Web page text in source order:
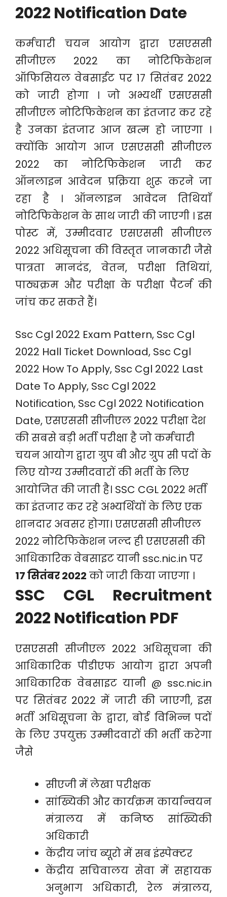
2022 Notification Date
कर्मचारी चयन आयोग द्वारा एसएससी
सीजीएल 2022 का नोटिफिकेशन
ऑफिसियल वेबसाईट पर 17 सितंबर 2022
को जारी होगा । जो अभ्यर्थी एसएससी
सीजीएल नोटिफिकेशन का इंतजार कर रहे
है उनका इंतजार आज खत्म हो जाएगा ।
क्योंकि आयोग आज एसएससी सीजीएल
2022 का नोटिफिकेशन जारी कर
ऑनलाइन आवेदन प्रक्रिया शुरू करने जा
रहा है । ऑनलाइन आवेदन तिथियाँ
नोटिफिकेशन के साथ जारी की जाएगी । इस
पोस्ट में, उम्मीदवार एसएससी सीजीएल
2022 अधिसूचना की विस्तृत जानकारी जैसे
पात्रता मानदंड, वेतन, परीक्षा तिथियां,
पाठ्यक्रम और परीक्षा के परीक्षा पैटर्न की
जांच कर सकते हैं।
Ssc Cgl 2022 Exam Pattern, Ssc Cgl
2022 Hall Ticket Download, Ssc Cgl
2022 How To Apply, Ssc Cgl 2022 Last
Date To Apply, Ssc Cgl 2022
Notification, Ssc Cgl 2022 Notification
Date, एसएससी सीजीएल 2022 परीक्षा देश
की सबसे बड़ी भर्ती परीक्षा है जो कर्मचारी
चयन आयोग द्वारा ग्रुप बी और ग्रुप सी पदों के
लिए योग्य उम्मीदवारों की भर्ती के लिए
आयोजित की जाती है। SSC CGL 2022 भर्ती
का इंतजार कर रहे अभ्यर्थियों के लिए एक
शानदार अवसर होगा। एसएससी सीजीएल
2022 नोटिफिकेशन जल्द ही एसएससी की
आधिकारिक वेबसाइट यानी ssc.nic.in पर
17 सितंबर 2022 को जारी किया जाएगा ।
SSC CGL Recruitment
2022 Notification PDF
एसएससी सीजीएल 2022 अधिसूचना की
आधिकारिक पीडीएफ आयोग द्वारा अपनी
आधिकारिक वेबसाइट यानी @ ssc.nic.in
पर सितंबर 2022 में जारी की जाएगी, इस
भर्ती अधिसूचना के द्वारा, बोर्ड विभिन्न पदों
के लिए उपयुक्त उम्मीदवारों की भर्ती करेगा
जैसे
सीएजी में लेखा परीक्षक
सांख्यिकी और कार्यक्रम कार्यान्वयन
मंत्रालय में कनिष्ठ सांख्यिकी
अधिकारी
केंद्रीय जांच ब्यूरो में सब इंस्पेक्टर
केंद्रीय सचिवालय सेवा में सहायक
अनुभाग अधिकारी, रेल मंत्रालय,